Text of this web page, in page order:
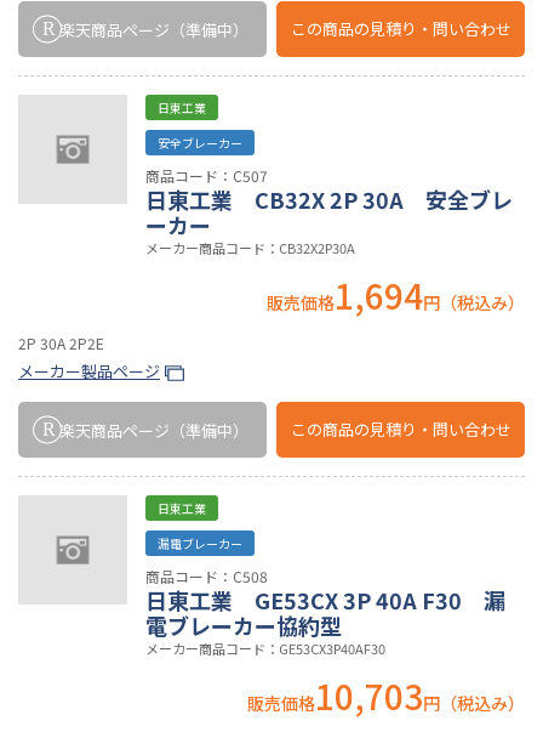
楽天商品ページ （準備中） この商品の見積り・問い合わせ
日東工業
安全ブレーカー
商品コード：C507
日東工業 CB32X 2P 30A 安全ブレ
ーカー
メーカー商品コード：CB32X2P30A
販売価格1,694円（税込み）
2P 30A 2P2E
メーカー製品ページ
楽天商品ページ （準備中） この商品の見積り・問い合わせ
日東工業
漏電ブレーカー
商品コード：C508
日東工業 GE53CX 3P 40A F30 漏
電ブレーカー協約型
メーカー商品コード：GE53CX3P40AF30
販売価格10,703円（税込み）